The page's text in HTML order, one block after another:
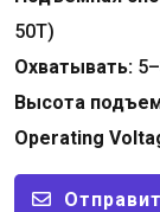
50T)
Охватывать: 5
Высота
Operating